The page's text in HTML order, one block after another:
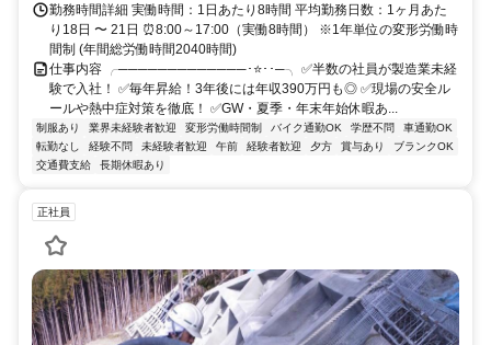
勤務時間詳細 実働時間：1日あたり8時間 平均勤務日数：1ヶ月あた
り18日 〜 21日 ⏰8:00～17:00（実働8時間） ※1年単位の変形労働時
間制 (年間総労働時間2040時間)
仕事内容 ╭─────────────･⭐･･─╮ ✅半数の社員が製造業未経
験で入社！ ✅毎年昇給！3年後には年収390万円も◎ ✅現場の安全ル
ールや熱中症対策を徹底！ ✅GW・夏季・年末年始休暇あ...
制服あり 業界未経験者歓迎 変形労働時間制 バイク通勤OK 学歴不問
車通勤OK
転勤なし
経験不問 未経験者歓迎 午前 経験者歓迎 夕方 賞与あり
ブランクOK
交通費支給
長期休暇あり
正社員